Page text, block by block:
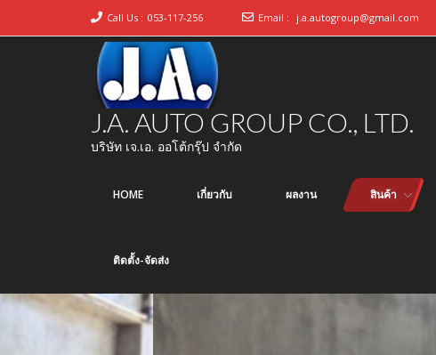
Call Us : 053-117-256 Email : j.a.autogroup@gmail.com
J.A. AUTO GROUP CO., LTD.
บริษัท เจ.เอ. ออโต้กรุ๊ป จำกัด
HOME เกี่ยวกับ ผลงาน สินค้า
ติดตั้ง-จัดส่ง